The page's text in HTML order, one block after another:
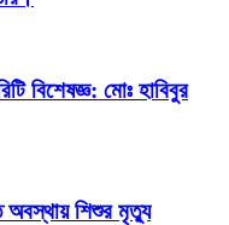
বিশেষজ্ঞ: মোঃ হাবিবুর
অবস্থায় শিশুর মৃত্যু